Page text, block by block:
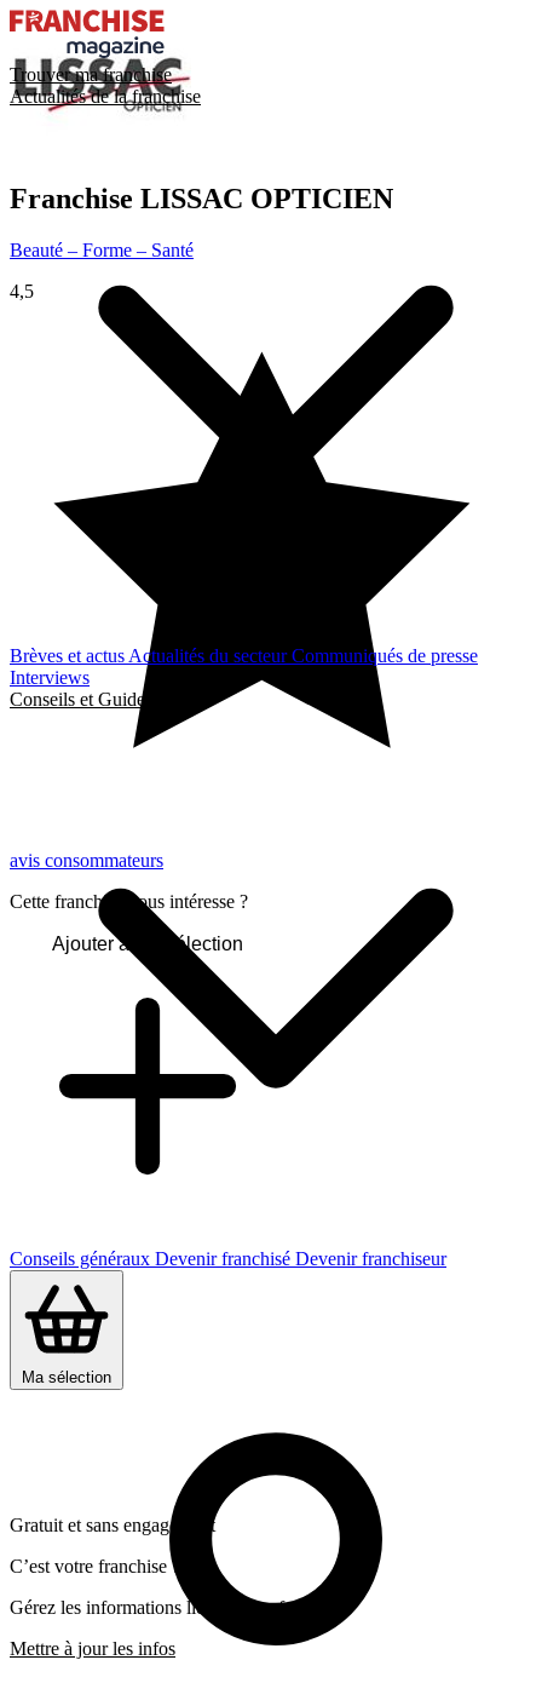
Trouver ma franchise
Actualités de la franchise
Brèves et actus Actualités du secteurCommuniqués de presse
Interviews
Conseils et Guides
Conseils généraux Devenir franchisé Devenir franchiseur
Ma sélection
Franchise LISSAC OPTICIEN
Beauté – Forme – Santé
4,5
avis consommateurs
Cette franchise vous intéresse ?
Ajouter à ma sélection
Gratuit et sans engagement
C’est votre franchise ?
Gérez les informations liées a cette franchise
Mettre à jour les infos